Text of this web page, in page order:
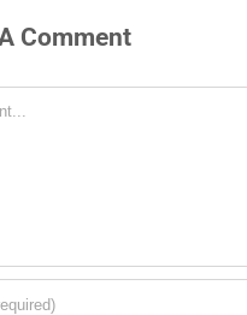
Comment